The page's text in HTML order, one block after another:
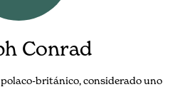
Conrad
polaco-británico, considerado uno